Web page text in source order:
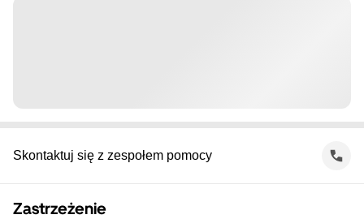
Skontaktuj się z zespołem pomocy
Zastrzeżenie